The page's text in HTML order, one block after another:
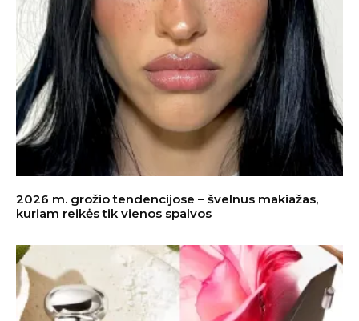
2026 m. grožio tendencijose – švelnus makiažas,
kuriam reikės tik vienos spalvos